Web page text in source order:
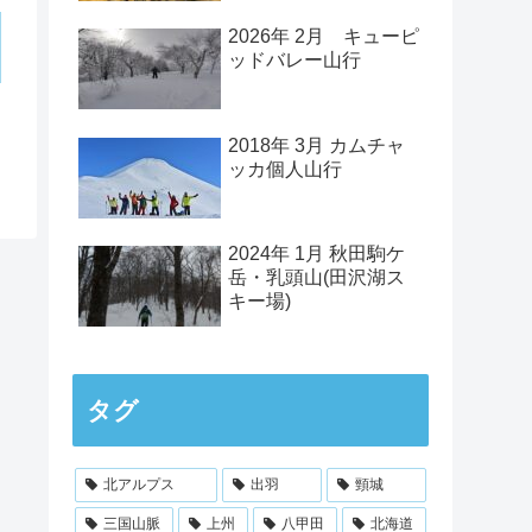
2026年 2月 キューピ
ッドバレー山行
2018年 3月 カムチャ
ッカ個人山行
2024年 1月 秋田駒ケ
岳・乳頭山(田沢湖ス
キー場)
タグ
北アルプス 出羽 頸城
三国山脈 上州 八甲田 北海道